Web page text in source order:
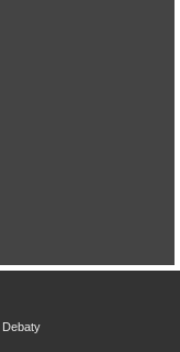
Debaty